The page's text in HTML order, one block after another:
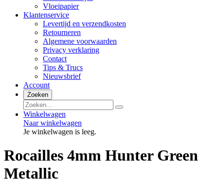
Vloeipapier
Klantenservice
Levertijd en verzendkosten
Retourneren
Algemene voorwaarden
Privacy verklaring
Contact
Tips & Trucs
Nieuwsbrief
Account
Zoeken
Winkelwagen
Naar winkelwagen
Je winkelwagen is leeg.
Rocailles 4mm Hunter Green
Metallic